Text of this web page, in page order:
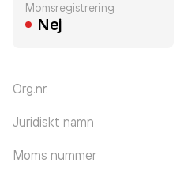
Momsregistrering
Nej
Org.nr.
Juridiskt namn
Moms nummer